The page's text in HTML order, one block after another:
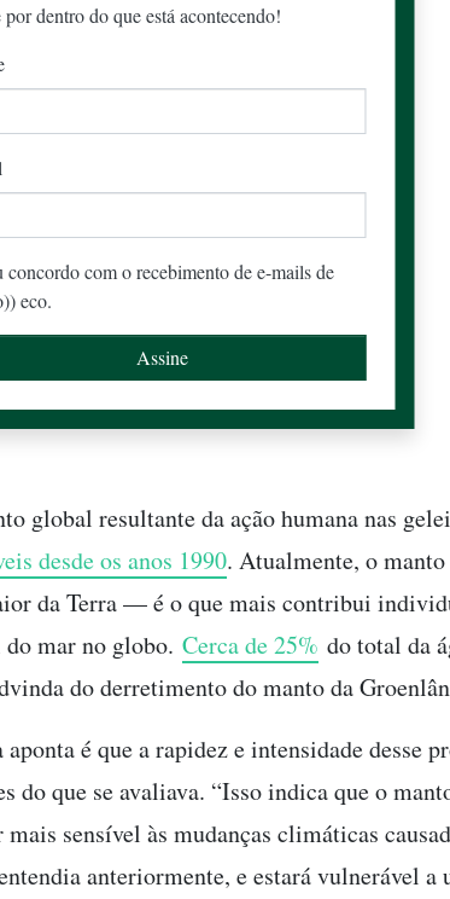
por dentro do que está acontecendo!
concordo com o recebimento de e-mails de
eco.
global resultante da ação humana nas
desde os anos 1990. Atualmente, o
da Terra — é o que mais contribui
mar no globo. Cerca de 25% do total da
do derretimento do manto da
é que a rapidez e intensidade desse
do que se avaliava. “Isso indica que o
sensível às mudanças climáticas
anteriormente, e estará vulnerável a